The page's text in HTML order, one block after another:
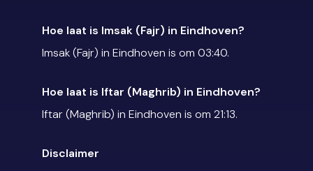
Hoe laat is Imsak (Fajr) in Eindhoven?
Imsak (Fajr) in Eindhoven is om 03:40.
Hoe laat is Iftar (Maghrib) in Eindhoven?
Iftar (Maghrib) in Eindhoven is om 21:13.
Disclaimer